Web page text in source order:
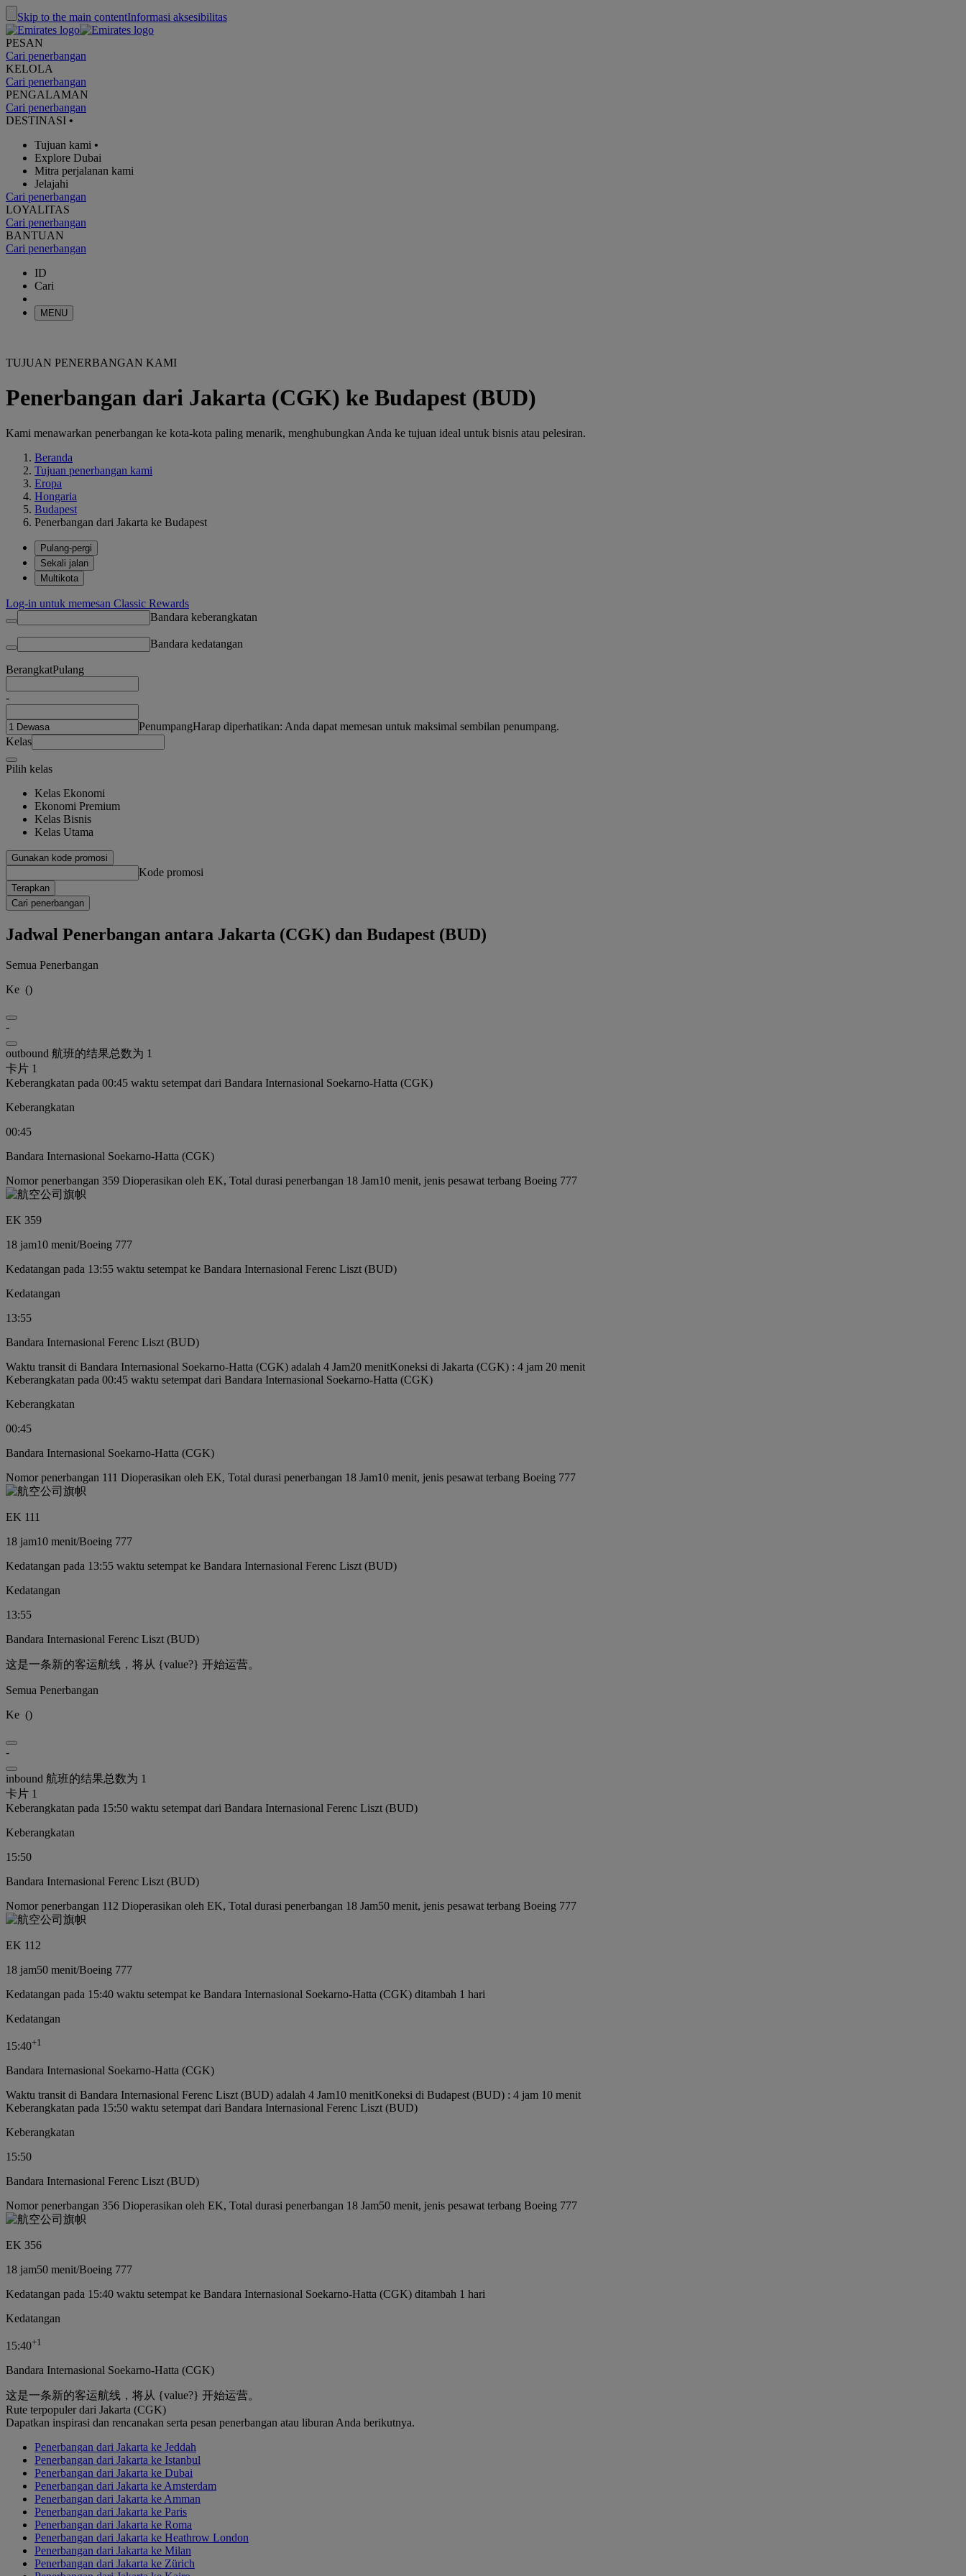
Skip to the main contentInformasi aksesibilitas
PESAN
Cari penerbangan
KELOLA
Cari penerbangan
PENGALAMAN
Cari penerbangan
DESTINASI •
Tujuan kami •
Explore Dubai
Mitra perjalanan kami
Jelajahi
Cari penerbangan
LOYALITAS
Cari penerbangan
BANTUAN
Cari penerbangan
ID
Cari
MENU
TUJUAN PENERBANGAN KAMI
Penerbangan dari Jakarta (CGK) ke Budapest (BUD)
Kami menawarkan penerbangan ke kota-kota paling menarik, menghubungkan Anda ke tujuan ideal untuk bisnis atau pelesiran.
Beranda
Tujuan penerbangan kami
Eropa
Hongaria
Budapest
Penerbangan dari Jakarta ke Budapest
Pulang-pergi
Sekali jalan
Multikota
Log-in untuk memesan Classic Rewards
Bandara keberangkatan
Bandara kedatangan
BerangkatPulang
-
PenumpangHarap diperhatikan: Anda dapat memesan untuk maksimal sembilan penumpang.
Kelas
Pilih kelas
Kelas Ekonomi
Ekonomi Premium
Kelas Bisnis
Kelas Utama
Gunakan kode promosi
Kode promosi
Terapkan
Cari penerbangan
Jadwal Penerbangan antara Jakarta (CGK) dan Budapest (BUD)
Semua Penerbangan
Ke ()
-
outbound 航班的结果总数为 1
卡片 1
Keberangkatan pada 00:45 waktu setempat dari Bandara Internasional Soekarno-Hatta (CGK)
Keberangkatan
00:45
Bandara Internasional Soekarno-Hatta (CGK)
Nomor penerbangan 359 Dioperasikan oleh EK, Total durasi penerbangan 18 Jam10 menit, jenis pesawat terbang Boeing 777
EK 359
18 jam10 menit/Boeing 777
Kedatangan pada 13:55 waktu setempat ke Bandara Internasional Ferenc Liszt (BUD)
Kedatangan
13:55
Bandara Internasional Ferenc Liszt (BUD)
Waktu transit di Bandara Internasional Soekarno-Hatta (CGK) adalah 4 Jam20 menitKoneksi di Jakarta (CGK) : 4 jam 20 menit
Keberangkatan pada 00:45 waktu setempat dari Bandara Internasional Soekarno-Hatta (CGK)
Keberangkatan
00:45
Bandara Internasional Soekarno-Hatta (CGK)
Nomor penerbangan 111 Dioperasikan oleh EK, Total durasi penerbangan 18 Jam10 menit, jenis pesawat terbang Boeing 777
EK 111
18 jam10 menit/Boeing 777
Kedatangan pada 13:55 waktu setempat ke Bandara Internasional Ferenc Liszt (BUD)
Kedatangan
13:55
Bandara Internasional Ferenc Liszt (BUD)
这是一条新的客运航线，将从 {value?} 开始运营。
Semua Penerbangan
Ke ()
-
inbound 航班的结果总数为 1
卡片 1
Keberangkatan pada 15:50 waktu setempat dari Bandara Internasional Ferenc Liszt (BUD)
Keberangkatan
15:50
Bandara Internasional Ferenc Liszt (BUD)
Nomor penerbangan 112 Dioperasikan oleh EK, Total durasi penerbangan 18 Jam50 menit, jenis pesawat terbang Boeing 777
EK 112
18 jam50 menit/Boeing 777
Kedatangan pada 15:40 waktu setempat ke Bandara Internasional Soekarno-Hatta (CGK) ditambah 1 hari
Kedatangan
15:40+1
Bandara Internasional Soekarno-Hatta (CGK)
Waktu transit di Bandara Internasional Ferenc Liszt (BUD) adalah 4 Jam10 menitKoneksi di Budapest (BUD) : 4 jam 10 menit
Keberangkatan pada 15:50 waktu setempat dari Bandara Internasional Ferenc Liszt (BUD)
Keberangkatan
15:50
Bandara Internasional Ferenc Liszt (BUD)
Nomor penerbangan 356 Dioperasikan oleh EK, Total durasi penerbangan 18 Jam50 menit, jenis pesawat terbang Boeing 777
EK 356
18 jam50 menit/Boeing 777
Kedatangan pada 15:40 waktu setempat ke Bandara Internasional Soekarno-Hatta (CGK) ditambah 1 hari
Kedatangan
15:40+1
Bandara Internasional Soekarno-Hatta (CGK)
这是一条新的客运航线，将从 {value?} 开始运营。
Rute terpopuler dari Jakarta (CGK)
Dapatkan inspirasi dan rencanakan serta pesan penerbangan atau liburan Anda berikutnya.
Penerbangan dari Jakarta ke Jeddah
Penerbangan dari Jakarta ke Istanbul
Penerbangan dari Jakarta ke Dubai
Penerbangan dari Jakarta ke Amsterdam
Penerbangan dari Jakarta ke Amman
Penerbangan dari Jakarta ke Paris
Penerbangan dari Jakarta ke Roma
Penerbangan dari Jakarta ke Heathrow London
Penerbangan dari Jakarta ke Milan
Penerbangan dari Jakarta ke Zürich